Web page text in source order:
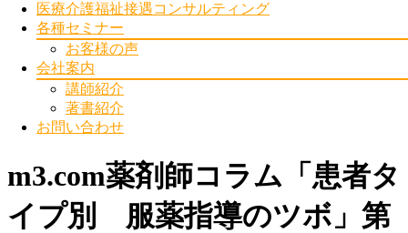
医療介護福祉接遇コンサルティング
各種セミナー
お客様の声
会社案内
講師紹介
著書紹介
お問い合わせ
m3.com薬剤師コラム「患者タ
イプ別 服薬指導のツボ」第